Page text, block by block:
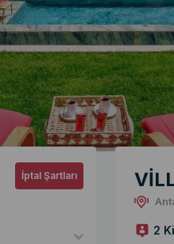
İptal Şartları
2